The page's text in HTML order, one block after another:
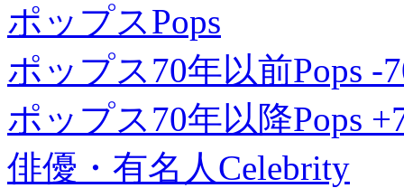
ポップスPops
ポップス70年以前Pops -
ポップス70年以降Pops
俳優・有名人Celebrity